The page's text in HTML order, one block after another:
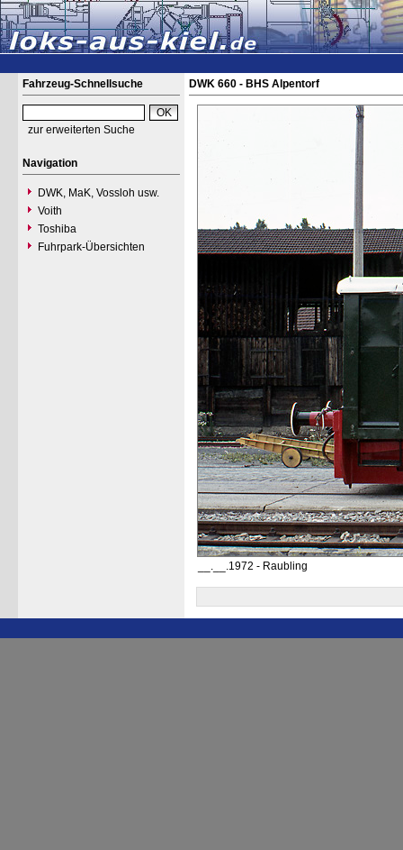
Fahrzeug-Schnellsuche
zur erweiterten Suche
Navigation
DWK, MaK, Vossloh usw.
Voith
Toshiba
Fuhrpark-Übersichten
DWK 660 - BHS Alpentorf
__.__.1972 - Raubling